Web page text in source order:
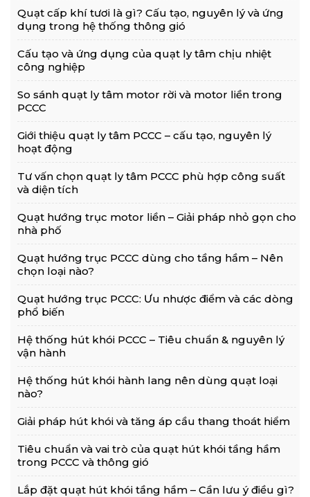
Quạt cấp khí tươi là gì? Cấu tạo, nguyên lý và ứng
dụng trong hệ thống thông gió
Cấu tạo và ứng dụng của quạt ly tâm chịu nhiệt
công nghiệp
So sánh quạt ly tâm motor rời và motor liền trong
PCCC
Giới thiệu quạt ly tâm PCCC – cấu tạo, nguyên lý
hoạt động
Tư vấn chọn quạt ly tâm PCCC phù hợp công suất
và diện tích
Quạt hướng trục motor liền – Giải pháp nhỏ gọn cho
nhà phố
Quạt hướng trục PCCC dùng cho tầng hầm – Nên
chọn loại nào?
Quạt hướng trục PCCC: Ưu nhược điểm và các dòng
phổ biến
Hệ thống hút khói PCCC – Tiêu chuẩn & nguyên lý
vận hành
Hệ thống hút khói hành lang nên dùng quạt loại
nào?
Giải pháp hút khói và tăng áp cầu thang thoát hiểm
Tiêu chuẩn và vai trò của quạt hút khói tầng hầm
trong PCCC và thông gió
Lắp đặt quạt hút khói tầng hầm – Cần lưu ý điều gì?